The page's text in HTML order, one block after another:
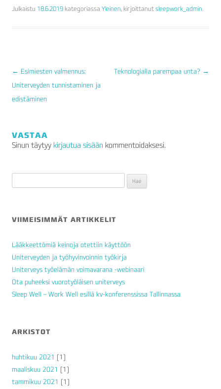
Julkaistu 18.6.2019 kategoriassa Yleinen, kirjoittanut sleepwork_admin.
ARTIKKELIEN
← Esimiesten valmennus:
Uniterveyden tunnistaminen ja
edistäminen
Teknologialla parempaa unta? →
VASTAA
Sinun täytyy kirjautua sisään kommentoidaksesi.
VIIMEISIMMÄT ARTIKKELIT
Lääkkeettömiä keinoja otettiin käyttöön
Uniterveyden ja työhyvinvoinnin työkirja
Uniterveys työelämän voimavarana -webinaari
Ota puheeksi vuorotyöläisen uniterveys
Sleep Well – Work Well esillä kv-konferenssissa Tallinnassa
ARKISTOT
huhtikuu 2021 (1)
maaliskuu 2021 (1)
tammikuu 2021 (1)